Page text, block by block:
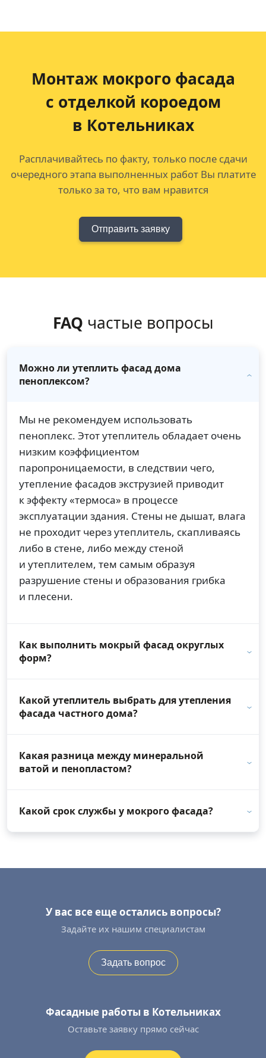
Монтаж мокрого фасада
с отделкой короедом
в Котельниках
Расплачивайтесь по факту, только после сдачи
очередного этапа выполненных работ Вы платите
только за то, что вам нравится
Отправить заявку
FAQ частые вопросы
Можно ли утеплить фасад дома
пеноплексом?
Мы не рекомендуем использовать
пеноплекс. Этот утеплитель обладает очень
низким коэффициентом
паропроницаемости, в следствии чего,
утепление фасадов экструзией приводит
к эффекту «термоса» в процессе
эксплуатации здания. Стены не дышат, влага
не проходит через утеплитель, скапливаясь
либо в стене, либо между стеной
и утеплителем, тем самым образуя
разрушение стены и образования грибка
и плесени.
Как выполнить мокрый фасад округлых
форм?
Какой утеплитель выбрать для утепления
фасада частного дома?
Какая разница между минеральной
ватой и пенопластом?
Какой срок службы у мокрого фасада?
У вас все еще остались вопросы?
Задайте их нашим специалистам
Задать вопрос
Фасадные работы в Котельниках
Оставьте заявку прямо сейчас